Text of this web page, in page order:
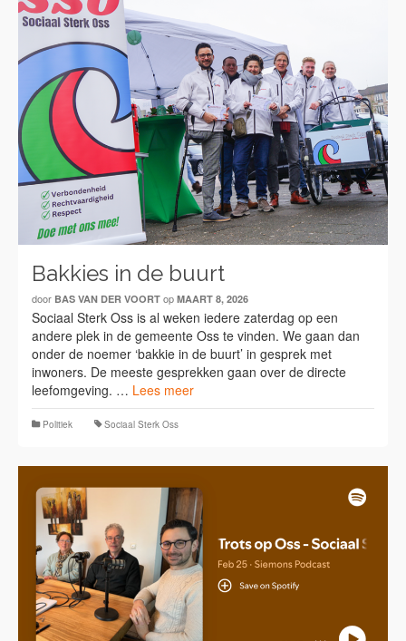
Bakkies in de buurt
door BAS VAN DER VOORT op MAART 8, 2026
Sociaal Sterk Oss is al weken iedere zaterdag op een
andere plek in de gemeente Oss te vinden. We gaan dan
onder de noemer ‘bakkie in de buurt’ in gesprek met
inwoners. De meeste gesprekken gaan over de directe
leefomgeving. … Lees meer
Politiek Sociaal Sterk Oss